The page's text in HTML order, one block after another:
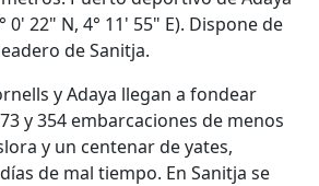
0' 22" N, 4° 11' 55" E). Dispone de
de Sanitja.
y Adaya llegan a fondear
y 354 embarcaciones de menos
y un centenar de yates,
de mal tiempo. En Sanitja se